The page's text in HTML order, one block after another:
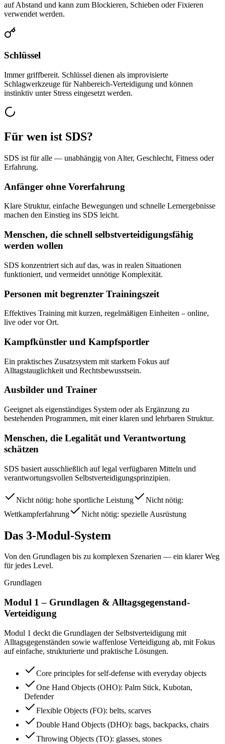
auf Abstand und kann zum Blockieren, Schieben oder Fixieren
verwendet werden.
Schlüssel
Immer griffbereit. Schlüssel dienen als improvisierte
Schlagwerkzeuge für Nahbereich-Verteidigung und können
instinktiv unter Stress eingesetzt werden.
Für wen ist SDS?
SDS ist für alle — unabhängig von Alter, Geschlecht, Fitness oder
Erfahrung.
Anfänger ohne Vorerfahrung
Klare Struktur, einfache Bewegungen und schnelle Lernergebnisse
machen den Einstieg ins SDS leicht.
Menschen, die schnell selbstverteidigungsfähig
werden wollen
SDS konzentriert sich auf das, was in realen Situationen
funktioniert, und vermeidet unnötige Komplexität.
Personen mit begrenzter Trainingszeit
Effektives Training mit kurzen, regelmäßigen Einheiten – online,
live oder vor Ort.
Kampfkünstler und Kampfsportler
Ein praktisches Zusatzsystem mit starkem Fokus auf
Alltagstauglichkeit und Rechtsbewusstsein.
Ausbilder und Trainer
Geeignet als eigenständiges System oder als Ergänzung zu
bestehenden Programmen, mit einer klaren und lehrbaren Struktur.
Menschen, die Legalität und Verantwortung
schätzen
SDS basiert ausschließlich auf legal verfügbaren Mitteln und
verantwortungsvollen Selbstverteidigungsprinzipien.
Nicht nötig: hohe sportliche Leistung
Nicht nötig:
Wettkampferfahrung
Nicht nötig: spezielle Ausrüstung
Das 3-Modul-System
Von den Grundlagen bis zu komplexen Szenarien — ein klarer Weg
für jedes Level.
Grundlagen
Modul 1 – Grundlagen & Alltagsgegenstand-
Verteidigung
Modul 1 deckt die Grundlagen der Selbstverteidigung mit
Alltagsgegenständen sowie waffenlose Verteidigung ab, mit Fokus
auf einfache, strukturierte und praktische Lösungen.
Core principles for self-defense with everyday objects
One Hand Objects (OHO): Palm Stick, Kubotan,
Defender
Flexible Objects (FO): belts, scarves
Double Hand Objects (DHO): bags, backpacks, chairs
Throwing Objects (TO): glasses, stones